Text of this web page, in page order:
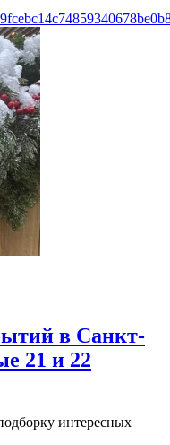
в Санкт-
21 и 22
интересных